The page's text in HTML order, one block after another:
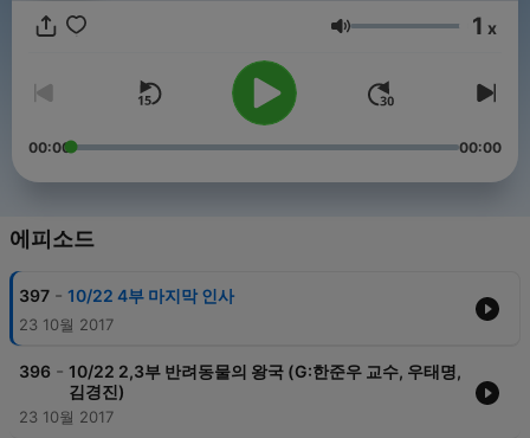
음량 1 x
00:00 00:00
에피소드
397 - 10/22 4부 마지막 인사
23 10월 2017
396 - 10/22 2,3부 반려동물의 왕국 (G:한준우 교수, 우태명,
김경진)
23 10월 2017